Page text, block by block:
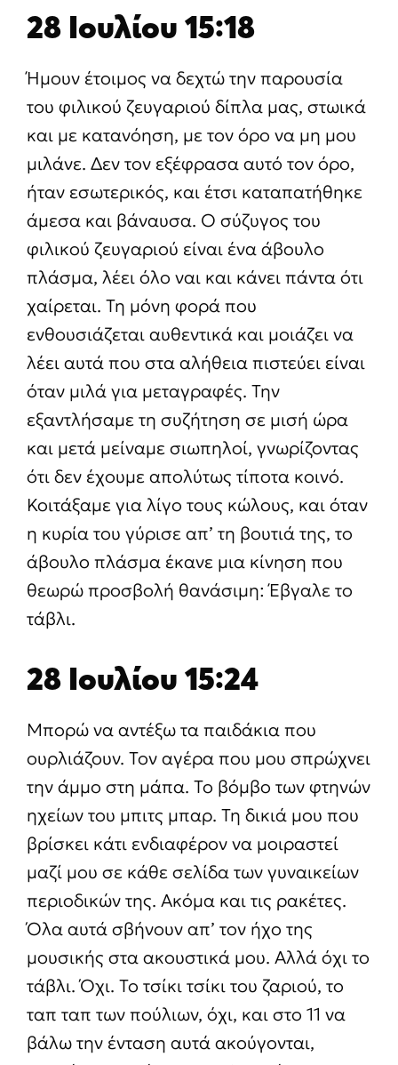
28 Ιουλίου 15:18
Ήμουν έτοιμος να δεχτώ την παρουσία
του φιλικού ζευγαριού δίπλα μας, στωικά
και με κατανόηση, με τον όρο να μη μου
μιλάνε. Δεν τον εξέφρασα αυτό τον όρο,
ήταν εσωτερικός, και έτσι καταπατήθηκε
άμεσα και βάναυσα. Ο σύζυγος του
φιλικού ζευγαριού είναι ένα άβουλο
πλάσμα, λέει όλο ναι και κάνει πάντα ότι
χαίρεται. Τη μόνη φορά που
ενθουσιάζεται αυθεντικά και μοιάζει να
λέει αυτά που στα αλήθεια πιστεύει είναι
όταν μιλά για μεταγραφές. Την
εξαντλήσαμε τη συζήτηση σε μισή ώρα
και μετά μείναμε σιωπηλοί, γνωρίζοντας
ότι δεν έχουμε απολύτως τίποτα κοινό.
Κοιτάξαμε για λίγο τους κώλους, και όταν
η κυρία του γύρισε απ’ τη βουτιά της, το
άβουλο πλάσμα έκανε μια κίνηση που
θεωρώ προσβολή θανάσιμη: Έβγαλε το
τάβλι.
28 Ιουλίου 15:24
Μπορώ να αντέξω τα παιδάκια που
ουρλιάζουν. Τον αγέρα που μου σπρώχνει
την άμμο στη μάπα. Το βόμβο των φτηνών
ηχείων του μπιτς μπαρ. Τη δικιά μου που
βρίσκει κάτι ενδιαφέρον να μοιραστεί
μαζί μου σε κάθε σελίδα των γυναικείων
περιοδικών της. Ακόμα και τις ρακέτες.
Όλα αυτά σβήνουν απ’ τον ήχο της
μουσικής στα ακουστικά μου. Αλλά όχι το
τάβλι. Όχι. Το τσίκι τσίκι του ζαριού, το
ταπ ταπ των πούλιων, όχι, και στο 11 να
βάλω την ένταση αυτά ακούγονται,